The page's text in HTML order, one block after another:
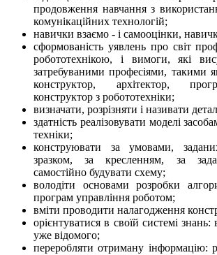
продовження навчання з
комунікаційних технологій;
навички взаємо - і самооцінки,
сформованість уявлень про світ
робототехнікою, і вимоги, які
затребуваними професіями, такими
конструктор, архітектор,
конструктор з робототехніки;
визначати, розрізняти і називати
здатність реалізовувати моделі
техніки;
конструювати за умовами,
зразком, за кресленням, за
самостійно будувати схему;
володіти основами розробки
програм управління роботом;
вміти проводити налагодження
орієнтуватися в своїй системі знань:
уже відомого;
переробляти отриману інформацію: